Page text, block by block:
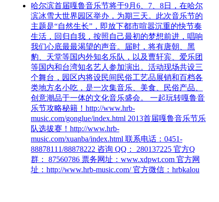
哈尔滨首届嘎鲁音乐节将于9月6、7、8日，在哈尔
滨冰雪大世界园区举办，为期三天。此次音乐节的
主题是“自然生长”，即放下都市喧嚣沉重的快节奏
生活，回归自我，按照自己最初的梦想前进，唱响
我们心底最最渴望的声音。届时，将有唐朝、黑
豹、天堂等国内外知名乐队，以及曹轩宾、爱乐团
等国内和台湾知名艺人参加演出。活动现场共设三
个舞台，园区内将设民间民俗工艺品展销和百档各
类地方名小吃，是一次集音乐、美食、民俗产品、
创意潮品于一体的文化音乐盛会。 一起玩转嘎鲁音
乐节攻略秘籍！http://www.hrb-
music.com/gonglue/index.html 2013首届嘎鲁音乐节乐
队选拔赛！http://www.hrb-
music.com/xuanba/index.html 联系电话：0451-
88878111/88878222 咨询 QQ： 280137225 官方Q
群： 87560786 票务网址：www.xdpwt.com 官方网
址：http://www.hrb-music.com/ 官方微信：hrbkalou